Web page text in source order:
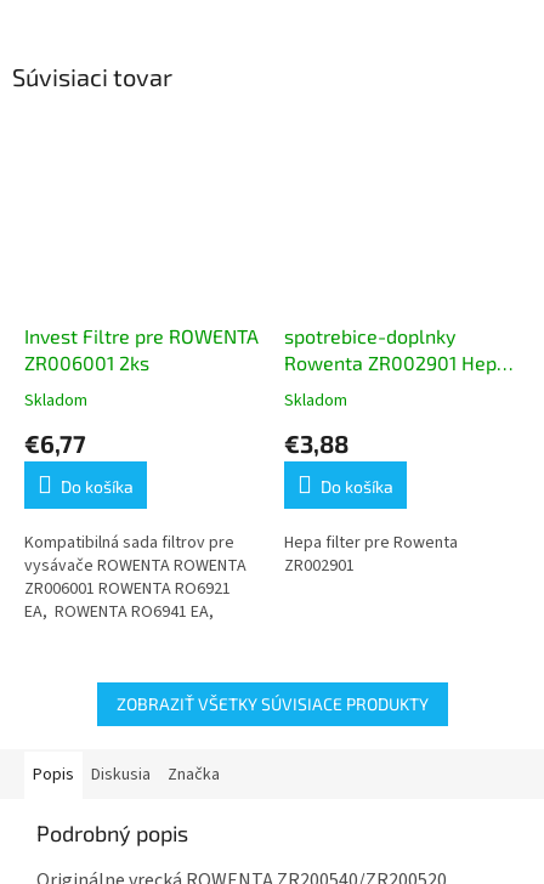
Súvisiaci tovar
Invest Filtre pre ROWENTA
ZR006001 2ks
Priemerné
produktu
5,0
5
hviezdičiek.
Skladom
€6,77
Do košíka
Kompatibilná sada filtrov pre
vysávače ROWENTA ROWENTA
ZR006001 ROWENTA RO6921
EA, ROWENTA RO6941 EA,
spotrebice-doplnky
Rowenta ZR002901 Hepa
filter 1ks
Priemerné
produktu
5,0
5
hviezdičiek.
Skladom
€3,88
Do košíka
Hepa filter pre Rowenta
ZR002901
ZOBRAZIŤ VŠETKY SÚVISIACE PRODUKTY
Popis Diskusia Značka
Podrobný popis